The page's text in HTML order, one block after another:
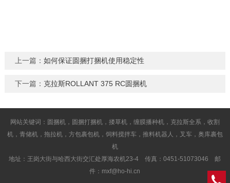
上一篇： 如何保证圆捆打捆机使用稳定性
下一篇： 克拉斯ROLLANT 375 RC圆捆机
网站关键词：圆捆机，圆捆打捆机，搂草机，缠膜播种机，克拉斯全系，收割
机，青储机，拖拉机，方包裹包机，饲料搅拌车，推料机器人，叉车，奥库裹包
机
地址：王岗大街与哈西大街交汇处厚海农机23-4 传真：0451-51073046 邮
件：mxf@ho-hi.cn